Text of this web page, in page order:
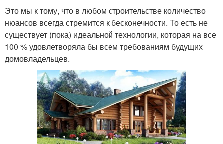
Это мы к тому, что в любом строительстве количество
нюансов всегда стремится к бесконечности. То есть не
существует (пока) идеальной технологии, которая на все
100 % удовлетворяла бы всем требованиям будущих
домовладельцев.